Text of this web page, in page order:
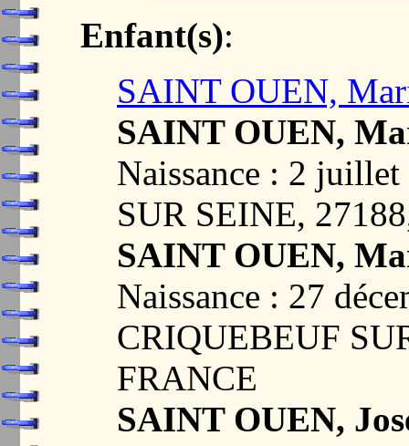
Enfant(s):
SAINT OUEN,
SAINT OUEN,
Naissance : 2
SUR SEINE,
SAINT OUEN,
Naissance : 27
CRIQUEBEUF
FRANCE
SAINT OUEN,